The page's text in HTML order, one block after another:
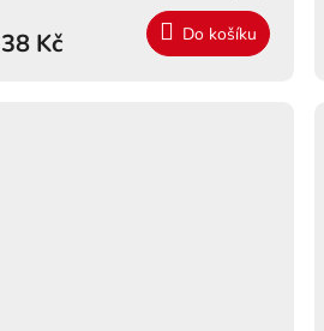
38 Kč Do košíku